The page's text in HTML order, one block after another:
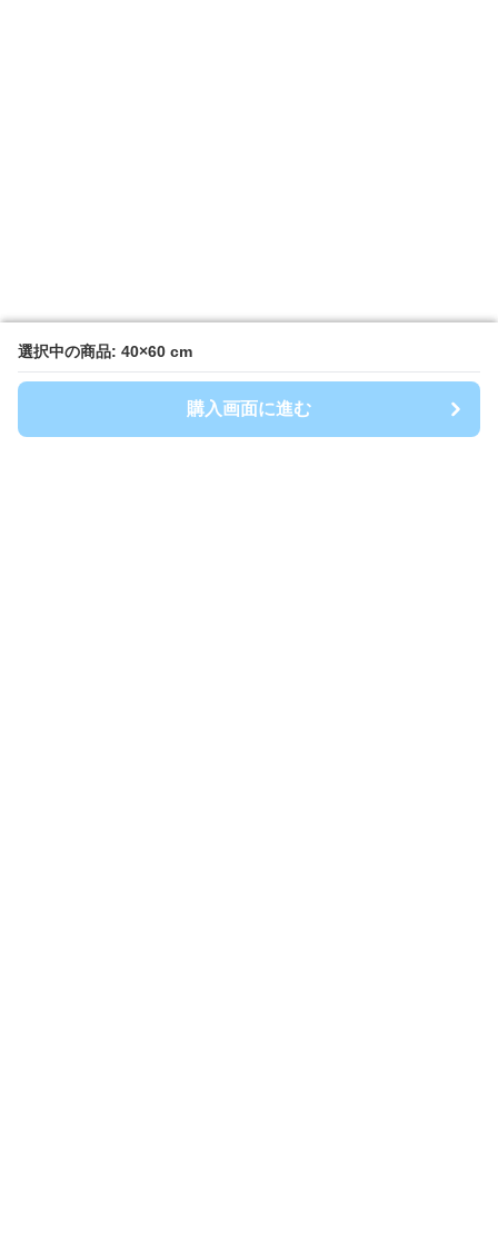
選択中の商品: 40×60 cm
購入画面に進む
選択中の商品: 40×60 cm
購入画面に進む